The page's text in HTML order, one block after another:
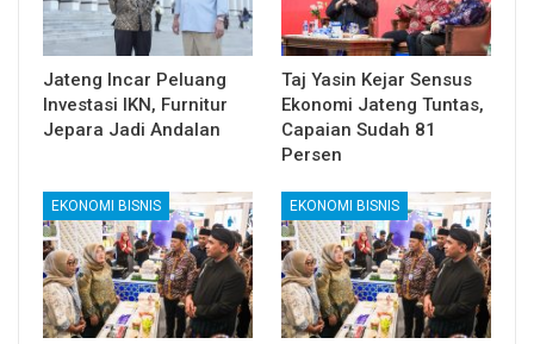
Jateng Incar Peluang
Investasi IKN, Furnitur
Jepara Jadi Andalan
Taj Yasin Kejar Sensus
Ekonomi Jateng Tuntas,
Capaian Sudah 81
Persen
EKONOMI BISNIS EKONOMI BISNIS